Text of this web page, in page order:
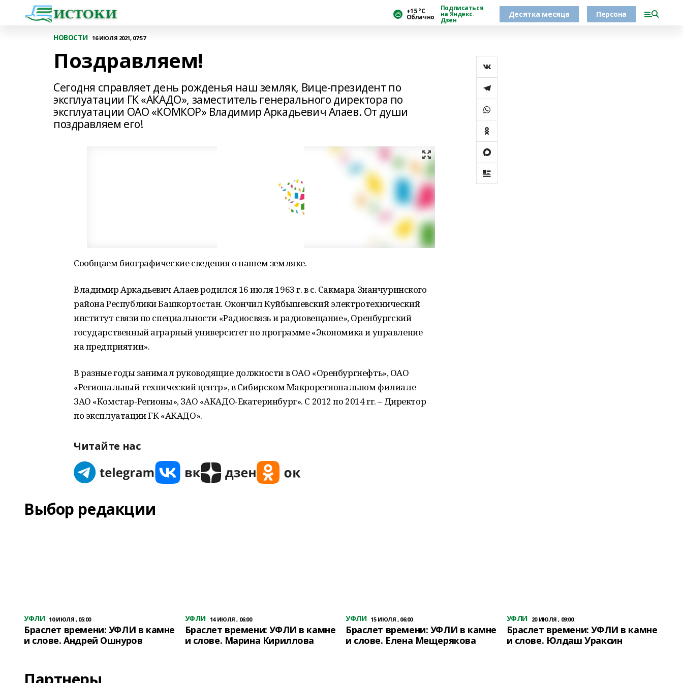
+15 °С
Облачно
Подписаться
на Яндекс.
Дзен
Десятка месяца Персона
НОВОСТИ 16 ИЮЛЯ 2021, 07:57
Поздравляем!
Сегодня справляет день рожденья наш земляк, Вице-президент по
эксплуатации ГК «АКАДО», заместитель генерального директора по
эксплуатации ОАО «КОМКОР» Владимир Аркадьевич Алаев. От души
поздравляем его!
Сообщаем биографические сведения о нашем земляке.
Владимир Аркадьевич Алаев родился 16 июля 1963 г. в с. Сакмара Зианчуринского
района Республики Башкортостан. Окончил Куйбышевский электротехнический
институт связи по специальности «Радиосвязь и радиовещание», Оренбургский
государственный аграрный университет по программе «Экономика и управление
на предприятии».
В разные годы занимал руководящие должности в ОАО «Оренбургнефть», ОАО
«Региональный технический центр», в Сибирском Макрорегиональном филиале
ЗАО «Комстар-Регионы», ЗАО «АКАДО-Екатеринбург». С 2012 по 2014 гг. – Директор
по эксплуатации ГК «АКАДО».
Читайте нас
Выбор редакции
УФЛИ 10 ИЮЛЯ , 05:00
Браслет времени: УФЛИ в камне
и слове. Андрей Ошнуров
УФЛИ 14 ИЮЛЯ , 06:00
Браслет времени: УФЛИ в камне
и слове. Марина Кириллова
УФЛИ 15 ИЮЛЯ , 06:00
Браслет времени: УФЛИ в камне
и слове. Елена Мещерякова
УФЛИ 20 ИЮЛЯ , 09:00
Браслет времени: УФЛИ в камне
и слове. Юлдаш Ураксин